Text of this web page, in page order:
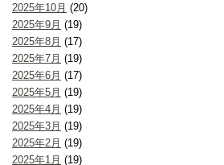
2025年10月 (20)
2025年9月 (19)
2025年8月 (17)
2025年7月 (19)
2025年6月 (17)
2025年5月 (19)
2025年4月 (19)
2025年3月 (19)
2025年2月 (19)
2025年1月 (19)